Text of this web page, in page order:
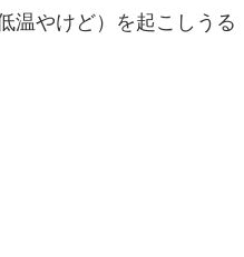
温やけど）を起こしうる